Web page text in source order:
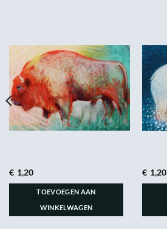
€ 1,20
TOEVOEGEN AAN
WINKELWAGEN
€ 1,20